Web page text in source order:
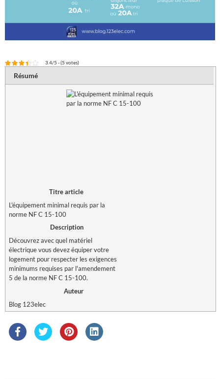
3.4/5 - (5 votes)
Résumé
Titre article
L'équipement minimal requis par la
norme NF C 15-100
Description
Découvrez avec quel matériel
électrique vous devez équiper votre
logement pour respecter les exigences
minimums requises par l'amendement
5 de la norme NF C 15-100.
Auteur
Blog 123elec